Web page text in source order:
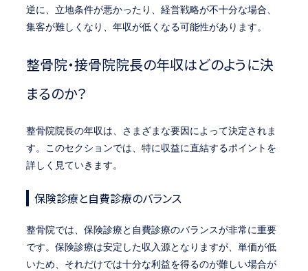
逆に、立地条件が悪かったり、経営戦略が不十分な場合、
集客が難しくなり、年収が低くなる可能性があります。
整骨院・接骨院院長の年収はどのように決
まるのか？
整骨院院長の年収は、さまざまな要因によって決定されま
す。このセクションでは、特に収益に直結するポイントを
詳しく見ていきます。
保険診療と自費診療のバランス
整骨院では、保険診療と自費診療のバランスが非常に重要
です。保険診療は安定した収入源となりますが、単価が低
いため、それだけでは十分な利益を得るのが難しい場合が